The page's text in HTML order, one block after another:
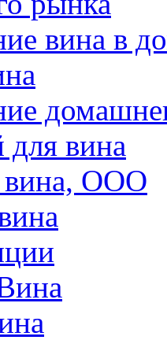
вина в
вина
вина, ООО